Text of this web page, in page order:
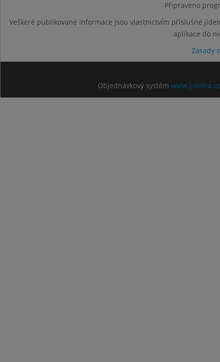
Připraveno
Veškeré publikované informace jsou vlastnictvím příslušné
aplikace do
Zásady
Objednávkový systém www.jidelna.cz